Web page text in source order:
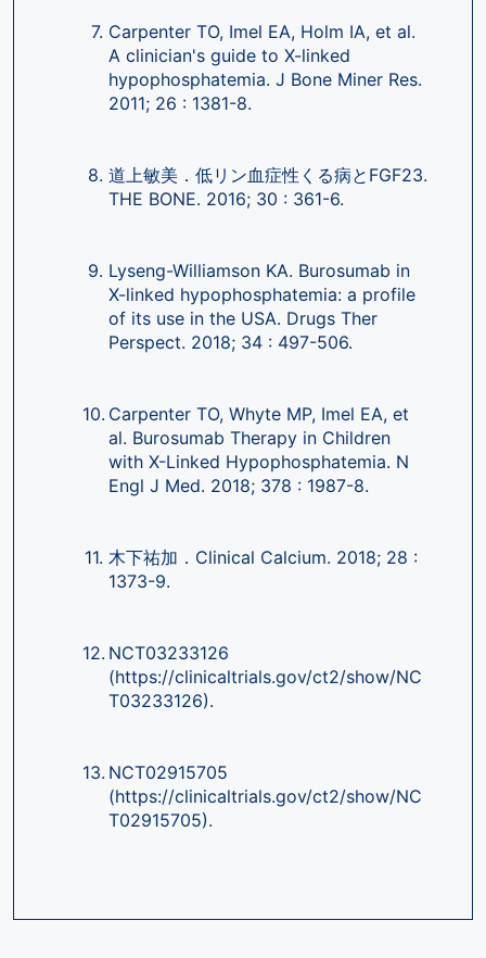
Carpenter TO, Imel EA, Holm IA, et al.
A clinician's guide to X-linked
hypophosphatemia. J Bone Miner Res.
2011; 26 : 1381-8.
道上敏美．低リン血症性くる病とFGF23.
THE BONE. 2016; 30 : 361-6.
Lyseng-Williamson KA. Burosumab in
X-linked hypophosphatemia: a profile
of its use in the USA. Drugs Ther
Perspect. 2018; 34 : 497-506.
Carpenter TO, Whyte MP, Imel EA, et
al. Burosumab Therapy in Children
with X-Linked Hypophosphatemia. N
Engl J Med. 2018; 378 : 1987-8.
木下祐加．Clinical Calcium. 2018; 28 :
1373-9.
NCT03233126
(https://clinicaltrials.gov/ct2/show/NC
T03233126).
NCT02915705
(https://clinicaltrials.gov/ct2/show/NC
T02915705).